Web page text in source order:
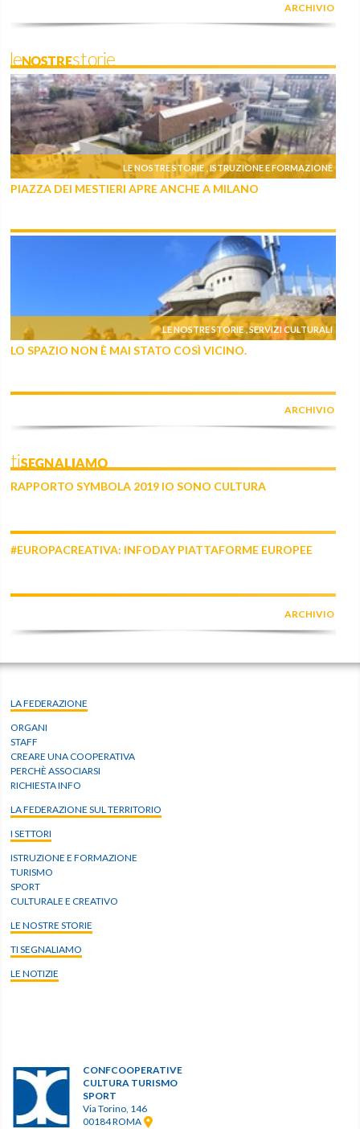
ARCHIVIO
leNOSTREstorie
LE NOSTRE STORIE ,ISTRUZIONE E FORMAZIONE
PIAZZA DEI MESTIERI APRE ANCHE A MILANO
LE NOSTRE STORIE ,SERVIZI CULTURALI
LO SPAZIO NON È MAI STATO COSÌ VICINO.
ARCHIVIO
tiSEGNALIAMO
RAPPORTO SYMBOLA 2019 IO SONO CULTURA
#EUROPACREATIVA: INFODAY PIATTAFORME EUROPEE
ARCHIVIO
LA FEDERAZIONE
ORGANI
STAFF
CREARE UNA COOPERATIVA
PERCHÈ ASSOCIARSI
RICHIESTA INFO
LA FEDERAZIONE SUL TERRITORIO
I SETTORI
ISTRUZIONE E FORMAZIONE
TURISMO
SPORT
CULTURALE E CREATIVO
LE NOSTRE STORIE
TI SEGNALIAMO
LE NOTIZIE
CONFCOOPERATIVE
CULTURA TURISMO
SPORT
Via Torino, 146
00184 ROMA